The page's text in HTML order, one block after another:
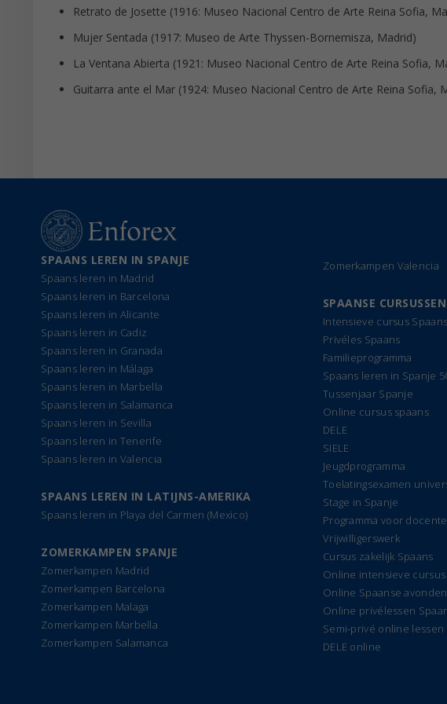
Retrato de Josette (1916: Museo Nacional Centro de Arte Reina Sofia,
Mujer Sentada (1917: Museo de Arte Thyssen-Bornemisza, Madrid)
La Ventana Abierta (1921: Museo Nacional Centro de Arte Reina Sofia,
Guitarra ante el Mar (1924: Museo Nacional Centro de Arte Reina Sofia,
SPAANS LEREN IN SPANJE
Spaans leren in Madrid
Spaans leren in Barcelona
Spaans leren in Alicante
Spaans leren in Cadiz
Spaans leren in Granada
Spaans leren in Málaga
Spaans leren in Marbella
Spaans leren in Salamanca
Spaans leren in Sevilla
Spaans leren in Tenerife
Spaans leren in Valencia
SPAANS LEREN IN LATIJNS-AMERIKA
Spaans leren in Playa del Carmen (Mexico)
ZOMERKAMPEN SPANJE
Zomerkampen Madrid
Zomerkampen Barcelona
Zomerkampen Malaga
Zomerkampen Marbella
Zomerkampen Salamanca
Zomerkampen Valencia
SPAANSE CURSUSSEN
Intensieve cursus Spaans
Privéles Spaans
Familieprogramma
Spaans leren in Spanje
Tussenjaar Spanje
Online cursus spaans
DELE
SIELE
Jeugdprogramma
Toelatingsexamen
Stage in Spanje
Programma voor
Vrijwilligerswerk
Cursus zakelijk Spaans
Online intensieve cursus
Online Spaanse avonden
Online privélessen
Semi-privé online lessen
DELE online